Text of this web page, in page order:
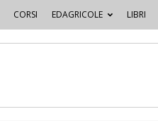
CORSI EDAGRICOLE LIBRI